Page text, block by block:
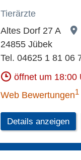
Tierärzte
Altes Dorf 27 A
24855 Jübek
Tel. 04625 1 81 06
öffnet um 18:00
Web Bewertungen1
Details anzeigen